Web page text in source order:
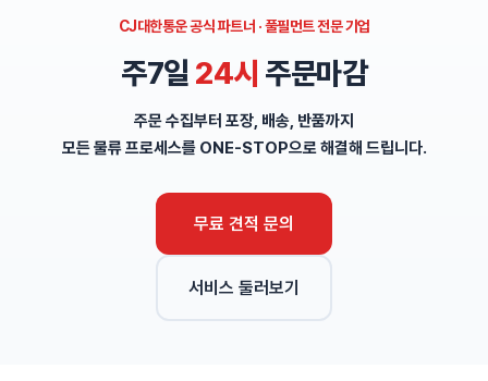
CJ대한통운 공식 파트너 · 풀필먼트 전문 기업
주7일 24시 주문마감
주문 수집부터 포장, 배송, 반품까지
모든 물류 프로세스를 ONE-STOP으로 해결해 드립니다.
무료 견적 문의
서비스 둘러보기